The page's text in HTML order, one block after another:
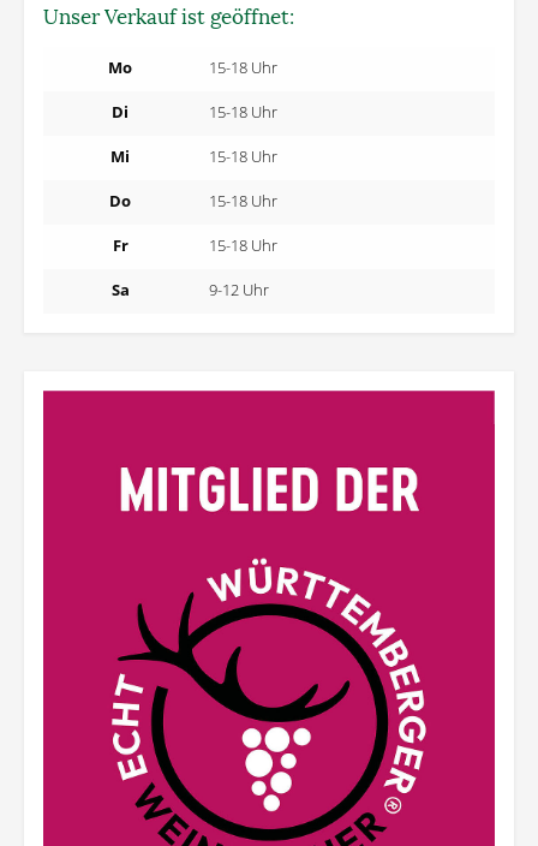
Unser Verkauf ist geöffnet:
Mo 15-18 Uhr
Di 15-18 Uhr
Mi 15-18 Uhr
Do 15-18 Uhr
Fr 15-18 Uhr
Sa 9-12 Uhr